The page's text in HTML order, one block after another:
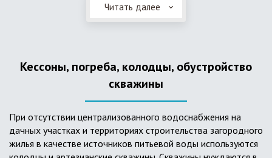
ж/б колец состоят из нескольких камер, соединенных
переливными трубами, в которых происходят процессы
септики требуют периодической очистки ассенизаторской
Читать далее
Кессоны, погреба, колодцы, обустройство
скважины
При отсутствии централизованного водоснабжения на
дачных участках и территориях строительства загородного
жилья в качестве источников питьевой воды используются